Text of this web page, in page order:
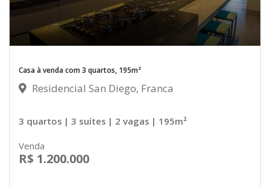
Casa à venda com 3 quartos, 195m²
Residencial San Diego, Franca
3 quartos | 3 suítes | 2 vagas | 195m²
Venda
R$ 1.200.000